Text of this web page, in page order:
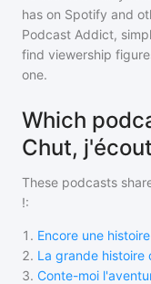
has on Spotify and
Podcast Addict,
find viewership
one.
Which
Chut,
These podcasts
!:
1 . Encore une histoire
2. La grande histoire
3. Conte-moi